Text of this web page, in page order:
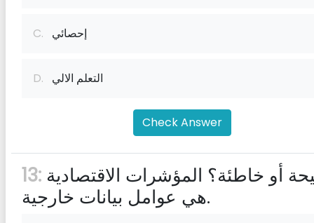
C. إحصائي
D. التعلم الالي
Check Answer
13:
هي عوامل بيانات خارجية.